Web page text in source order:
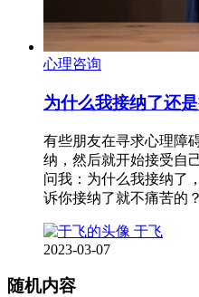
心理咨询
为什么我接纳了还
有些朋友在寻求心理障
纳，然后就开始接受自
问我：为什么我接纳了
诉你接纳了就不痛苦的
于飞
2023-03-07
随机内容